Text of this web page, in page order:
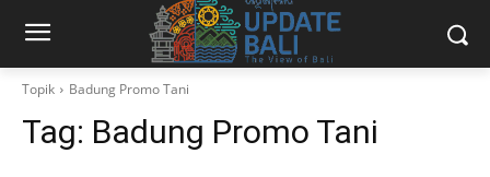
Topik Badung Promo Tani
Tag: Badung Promo Tani